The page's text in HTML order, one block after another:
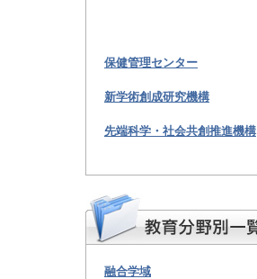
保健管理センター
新学術創成研究機構
先端科学・社会共創推進機構
融合学域